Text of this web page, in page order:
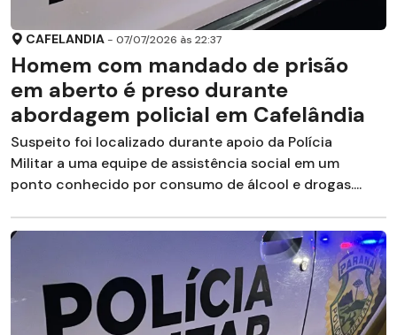
CAFELANDIA - 07/07/2026 às 22:37
Homem com mandado de prisão
em aberto é preso durante
abordagem policial em Cafelândia
Suspeito foi localizado durante apoio da Polícia
Militar a uma equipe de assistência social em um
ponto conhecido por consumo de álcool e drogas....